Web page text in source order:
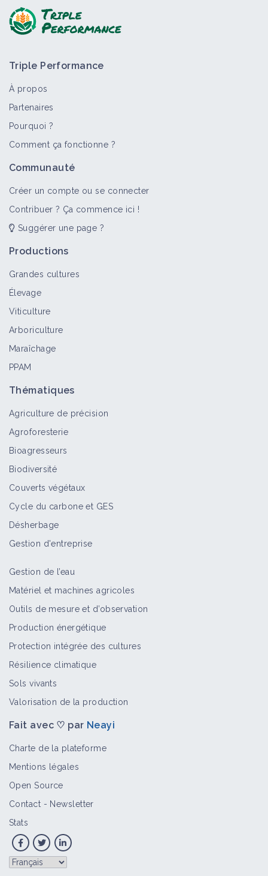
Triple Performance
À propos
Partenaires
Pourquoi ?
Comment ça fonctionne ?
Communauté
Créer un compte ou se connecter
Contribuer ? Ça commence ici !
Suggérer une page ?
Productions
Grandes cultures
Élevage
Viticulture
Arboriculture
Maraîchage
PPAM
Thématiques
Agriculture de précision
Agroforesterie
Bioagresseurs
Biodiversité
Couverts végétaux
Cycle du carbone et GES
Désherbage
Gestion d'entreprise
Gestion de l’eau
Matériel et machines agricoles
Outils de mesure et d’observation
Production énergétique
Protection intégrée des cultures
Résilience climatique
Sols vivants
Valorisation de la production
Fait avec ♡ par Neayi
Charte de la plateforme
Mentions légales
Open Source
Contact - Newsletter
Stats